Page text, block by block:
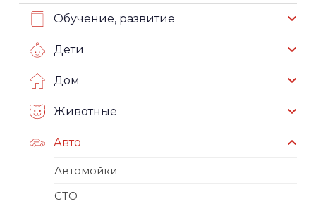
Обучение, развитие
Дети
Дом
Животные
Авто
Автомойки
СТО